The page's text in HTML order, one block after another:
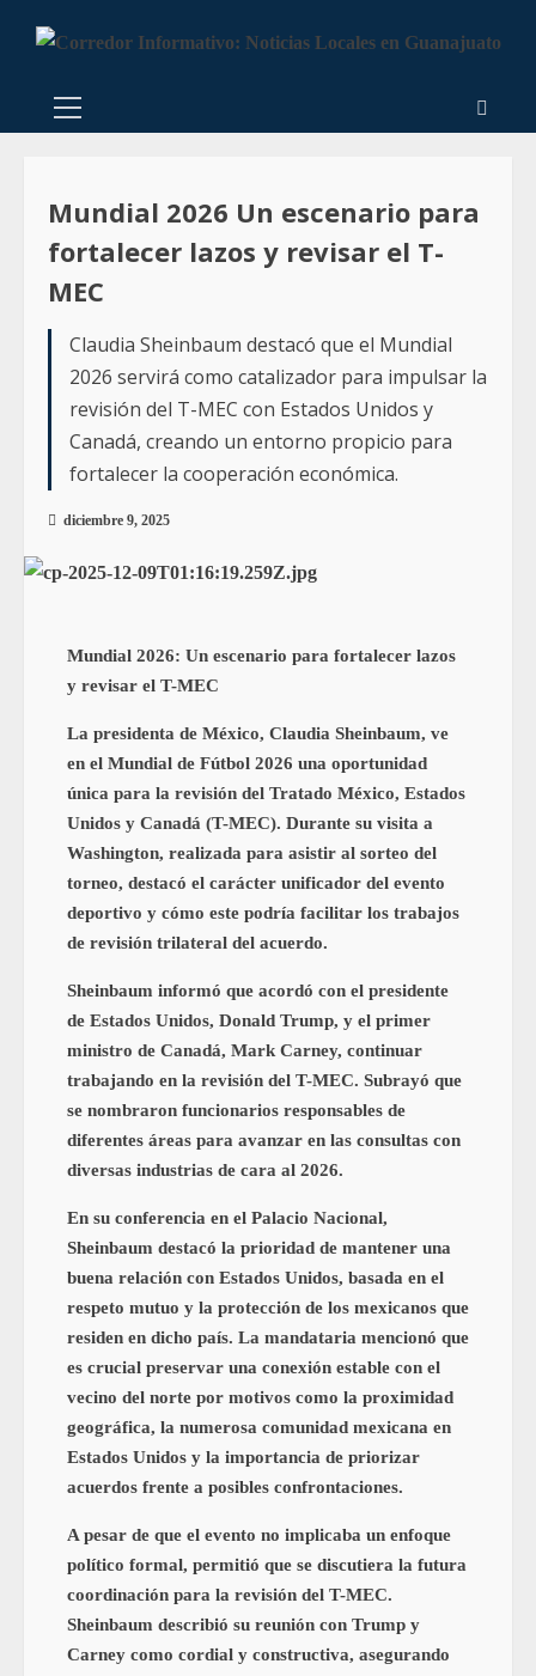
Mundial 2026 Un escenario para
fortalecer lazos y revisar el T-
MEC
Claudia Sheinbaum destacó que el Mundial
2026 servirá como catalizador para impulsar la
revisión del T-MEC con Estados Unidos y
Canadá, creando un entorno propicio para
fortalecer la cooperación económica.
diciembre 9, 2025
Mundial 2026: Un escenario para fortalecer lazos
y revisar el T-MEC
La presidenta de México, Claudia Sheinbaum, ve
en el Mundial de Fútbol 2026 una oportunidad
única para la revisión del Tratado México, Estados
Unidos y Canadá (T-MEC). Durante su visita a
Washington, realizada para asistir al sorteo del
torneo, destacó el carácter unificador del evento
deportivo y cómo este podría facilitar los trabajos
de revisión trilateral del acuerdo.
Sheinbaum informó que acordó con el presidente
de Estados Unidos, Donald Trump, y el primer
ministro de Canadá, Mark Carney, continuar
trabajando en la revisión del T-MEC. Subrayó que
se nombraron funcionarios responsables de
diferentes áreas para avanzar en las consultas con
diversas industrias de cara al 2026.
En su conferencia en el Palacio Nacional,
Sheinbaum destacó la prioridad de mantener una
buena relación con Estados Unidos, basada en el
respeto mutuo y la protección de los mexicanos que
residen en dicho país. La mandataria mencionó que
es crucial preservar una conexión estable con el
vecino del norte por motivos como la proximidad
geográfica, la numerosa comunidad mexicana en
Estados Unidos y la importancia de priorizar
acuerdos frente a posibles confrontaciones.
A pesar de que el evento no implicaba un enfoque
político formal, permitió que se discutiera la futura
coordinación para la revisión del T-MEC.
Sheinbaum describió su reunión con Trump y
Carney como cordial y constructiva, asegurando